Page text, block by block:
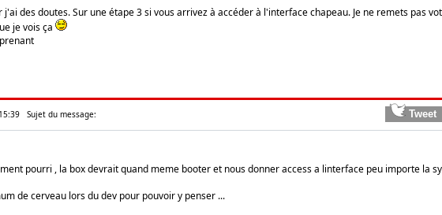
des doutes. Sur une étape 3 si vous arrivez à accéder à l'interface chapeau. Je ne remets pas
je vois ça
Sujet du message:
pourri , la box devrait quand meme booter et nous donner access a linterface peu importe la
de cerveau lors du dev pour pouvoir y penser ...